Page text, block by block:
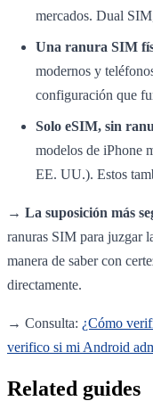
mercados. Dual
Una ranura SIM
modernos y
configuración que
Solo eSIM, sin
modelos de iPhone
EE. UU.). Estos
→ La suposición más
ranuras SIM para juzgar
manera de saber con
directamente.
→ Consulta: ¿Cómo
verifico si mi Android
Related guides